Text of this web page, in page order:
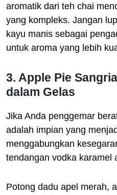
aromatik dari teh chai
yang kompleks. Jangan
kayu manis sebagai
untuk aroma yang lebih
3. Apple Pie
dalam Gelas
Jika Anda penggemar
adalah impian yang
menggabungkan
tendangan vodka karamel
Potong dadu apel merah,